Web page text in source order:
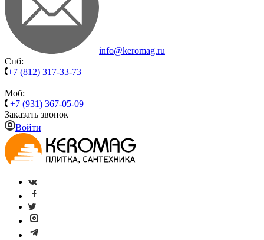
info@keromag.ru
Спб:
+7 (812) 317-33-73
Моб:
+7 (931) 367-05-09
Заказать звонок
Войти